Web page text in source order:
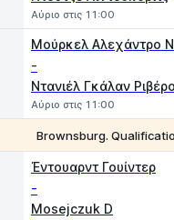
Αύριο στις 11:00
Μούρκελ Αλεχάντρο
-
Ντανιέλ Γκάλαν
Αύριο στις 11:00
Brownsburg.
Έντουαρντ Γουίντερ
-
Mosejczuk D